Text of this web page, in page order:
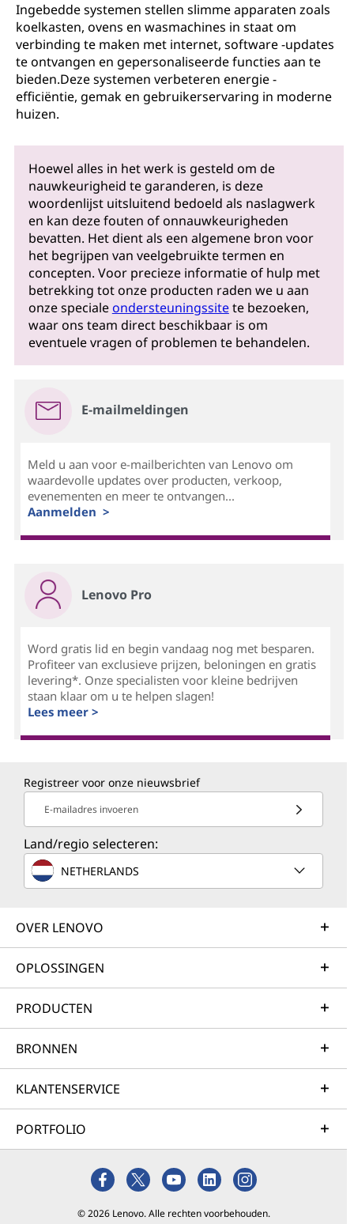
Ingebedde systemen stellen slimme apparaten zoals
koelkasten, ovens en wasmachines in staat om
verbinding te maken met internet, software -updates
te ontvangen en gepersonaliseerde functies aan te
bieden.Deze systemen verbeteren energie -
efficiëntie, gemak en gebruikerservaring in moderne
huizen.
Hoewel alles in het werk is gesteld om de
nauwkeurigheid te garanderen, is deze
woordenlijst uitsluitend bedoeld als naslagwerk
en kan deze fouten of onnauwkeurigheden
bevatten. Het dient als een algemene bron voor
het begrijpen van veelgebruikte termen en
concepten. Voor precieze informatie of hulp met
betrekking tot onze producten raden we u aan
onze specialeondersteuningssitete bezoeken,
waar ons team direct beschikbaar is om
eventuele vragen of problemen te behandelen.
E-mailmeldingen
Meld u aan voor e-mailberichten van Lenovo om
waardevolle updates over producten, verkoop,
evenementen en meer te ontvangen...
Aanmelden >
Lenovo Pro
Word gratis lid en begin vandaag nog met besparen.
Profiteer van exclusieve prijzen, beloningen en gratis
levering*. Onze specialisten voor kleine bedrijven
staan klaar om u te helpen slagen!
Lees meer >
Registreer voor onze nieuwsbrief
E-mailadres invoeren
Land/regio selecteren:
NETHERLANDS
OVER LENOVO
OPLOSSINGEN
PRODUCTEN
BRONNEN
KLANTENSERVICE
PORTFOLIO
© 2026 Lenovo. Alle rechten voorbehouden.